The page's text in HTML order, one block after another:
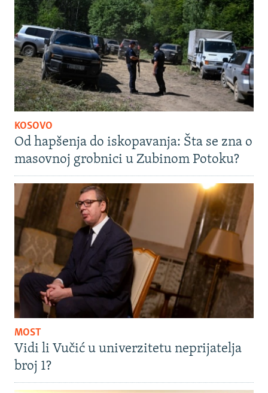
KOSOVO
Od hapšenja do iskopavanja: Šta se zna o
masovnoj grobnici u Zubinom Potoku?
MOST
Vidi li Vučić u univerzitetu neprijatelja
broj 1?